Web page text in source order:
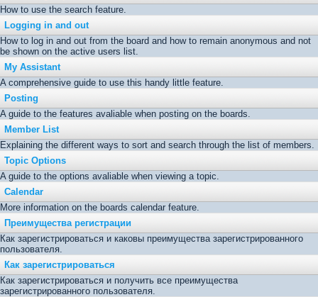
How to use the search feature.
Logging in and out
How to log in and out from the board and how to remain anonymous and not
be shown on the active users list.
My Assistant
A comprehensive guide to use this handy little feature.
Posting
A guide to the features avaliable when posting on the boards.
Member List
Explaining the different ways to sort and search through the list of members.
Topic Options
A guide to the options avaliable when viewing a topic.
Calendar
More information on the boards calendar feature.
Преимущества регистрации
Как зарегистрироваться и каковы преимущества зарегистрированного
пользователя.
Как зарегистрироваться
Как зарегистрироваться и получить все преимущества
зарегистрированного пользователя.